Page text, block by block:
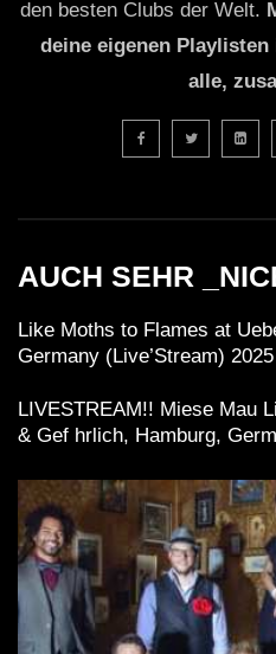
den besten Clubs der Welt.
deine eigenen
alle,
AUCH SEHR
Like Moths to Flames at
Germany (Live’Stream) 2025
LIVESTREAM!! Miese Mau
& Gef hrlich, Hamburg,